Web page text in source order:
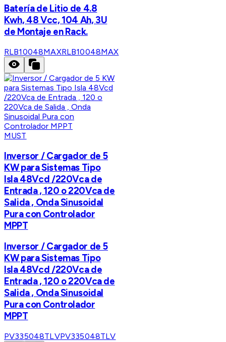
Batería de Litio de 4.8
Kwh, 48 Vcc, 104 Ah, 3U
de Montaje en Rack.
RLB10048MAXRLB10048MAX
MUST
Inversor / Cargador de 5
KW para Sistemas Tipo
Isla 48Vcd /220Vca de
Entrada , 120 o 220Vca de
Salida , Onda Sinusoidal
Pura con Controlador
MPPT
Inversor / Cargador de 5
KW para Sistemas Tipo
Isla 48Vcd /220Vca de
Entrada , 120 o 220Vca de
Salida , Onda Sinusoidal
Pura con Controlador
MPPT
PV335048TLVPV335048TLV